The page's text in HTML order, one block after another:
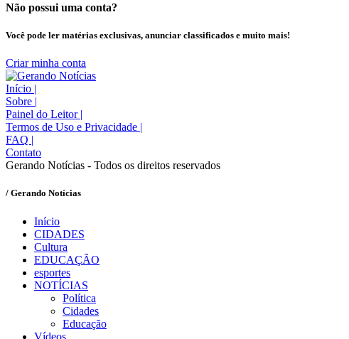
Não possui uma conta?
Você pode ler matérias exclusivas, anunciar classificados e muito mais!
Criar minha conta
Início |
Sobre |
Painel do Leitor |
Termos de Uso e Privacidade |
FAQ |
Contato
Gerando Notícias - Todos os direitos reservados
/ Gerando Notícias
Início
CIDADES
Cultura
EDUCAÇÃO
esportes
NOTÍCIAS
Política
Cidades
Educação
Vídeos